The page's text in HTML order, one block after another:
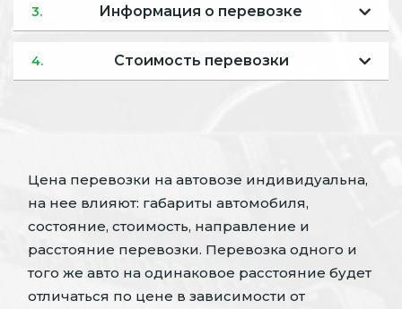
3. Информация о перевозке
4. Стоимость перевозки
Цена перевозки на автовозе индивидуальна,
на нее влияют: габариты автомобиля,
состояние, стоимость, направление и
расстояние перевозки. Перевозка одного и
того же авто на одинаковое расстояние будет
отличаться по цене в зависимости от